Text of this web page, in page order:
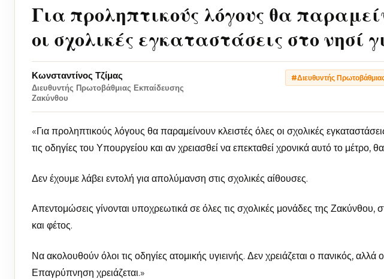
Για προληπτικούς λόγους θα
οι σχολικές εγκαταστάσεις στο νησί
Κωνσταντίνος Τζίμας
Διευθυντής Πρωτοβάθμιας Εκπαίδευσης
Ζακύνθου
#Διευθυντής
«Για προληπτικούς λόγους θα παραμείνουν κλειστές όλες οι σχολικές
τις οδηγίες του Υπουργείου και αν χρειασθεί να επεκταθεί χρονικά αυτό το μέτρο,
Δεν έχουμε λάβει εντολή για απολύμανση στις σχολικές αίθουσες.
Απεντομώσεις γίνονται υποχρεωτικά σε όλες τις σχολικές μονάδες της Ζακύνθου,
και φέτος.
Να ακολουθούν όλοι τις οδηγίες ατομικής υγιεινής. Δεν χρειάζεται ο πανικός,
Επαγρύπνηση χρειάζεται.»